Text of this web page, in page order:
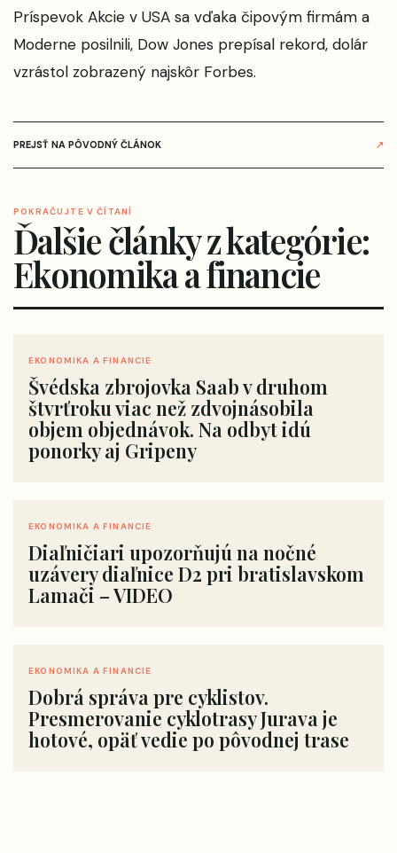
Príspevok Akcie v USA sa vďaka čipovým firmám a
Moderne posilnili, Dow Jones prepísal rekord, dolár
vzrástol zobrazený najskôr Forbes.
PREJSŤ NA PÔVODNÝ ČLÁNOK ↗
POKRAČUJTE V ČÍTANÍ
Ďalšie články z kategórie:
Ekonomika a financie
EKONOMIKA A FINANCIE
Švédska zbrojovka Saab v druhom
štvrťroku viac než zdvojnásobila
objem objednávok. Na odbyt idú
ponorky aj Gripeny
EKONOMIKA A FINANCIE
Diaľničiari upozorňujú na nočné
uzávery diaľnice D2 pri bratislavskom
Lamači – VIDEO
EKONOMIKA A FINANCIE
Dobrá správa pre cyklistov.
Presmerovanie cyklotrasy Jurava je
hotové, opäť vedie po pôvodnej trase